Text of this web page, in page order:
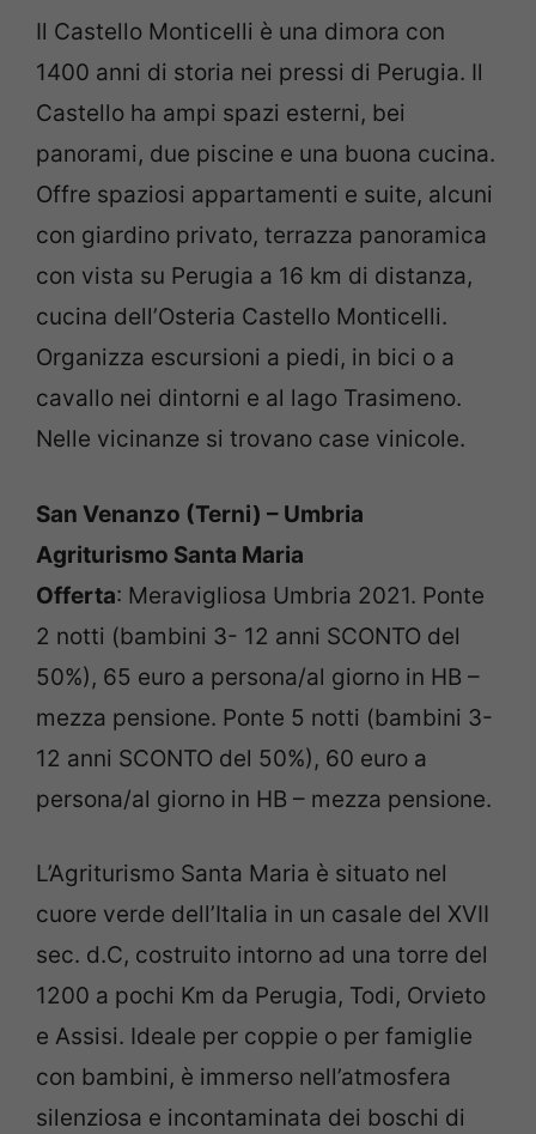
Il Castello Monticelli è una dimora con
1400 anni di storia nei pressi di Perugia. Il
Castello ha ampi spazi esterni, bei
panorami, due piscine e una buona cucina.
Offre spaziosi appartamenti e suite, alcuni
con giardino privato, terrazza panoramica
con vista su Perugia a 16 km di distanza,
cucina dell’Osteria Castello Monticelli.
Organizza escursioni a piedi, in bici o a
cavallo nei dintorni e al lago Trasimeno.
Nelle vicinanze si trovano case vinicole.
San Venanzo (Terni) – Umbria
Agriturismo Santa Maria
Offerta: Meravigliosa Umbria 2021. Ponte
2 notti (bambini 3- 12 anni SCONTO del
50%), 65 euro a persona/al giorno in HB –
mezza pensione. Ponte 5 notti (bambini 3-
12 anni SCONTO del 50%), 60 euro a
persona/al giorno in HB – mezza pensione.
L’Agriturismo Santa Maria è situato nel
cuore verde dell’Italia in un casale del XVII
sec. d.C, costruito intorno ad una torre del
1200 a pochi Km da Perugia, Todi, Orvieto
e Assisi. Ideale per coppie o per famiglie
con bambini, è immerso nell’atmosfera
silenziosa e incontaminata dei boschi di